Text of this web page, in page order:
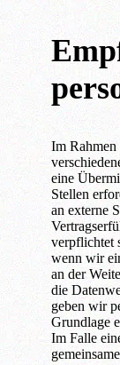
Im Rahmen
eine
Stellen
an externe
verpflichtet
wenn wir
an der
die
geben wir
Grundlage
Im Falle